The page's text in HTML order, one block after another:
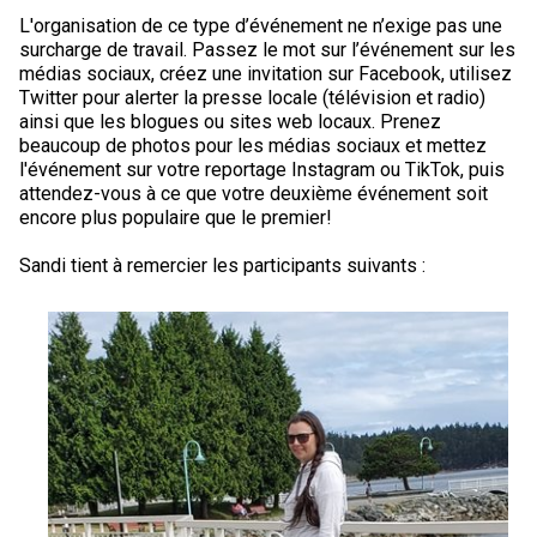
Braque de Weimar
Saint Bernard
Dogue du Tibet
Laika de lakoutie
L'organisation de ce type d’événement ne n’exige pas une
surcharge de travail. Passez le mot sur l’événement sur les
médias sociaux, créez une invitation sur Facebook, utilisez
Twitter pour alerter la presse locale (télévision et radio)
ainsi que les blogues ou sites web locaux. Prenez
beaucoup de photos pour les médias sociaux et mettez
l'événement sur votre reportage Instagram ou TikTok, puis
attendez-vous à ce que votre deuxième événement soit
encore plus populaire que le premier!
Sandi tient à remercier les participants suivants :